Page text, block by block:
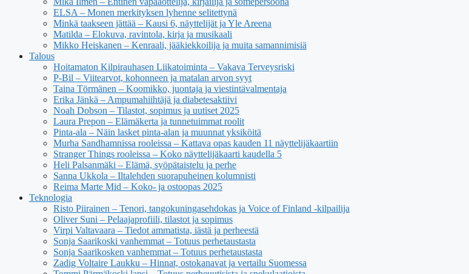
ELSA – Monen merkityksen lyhenne selitettynä
Minkä taakseen jättää – Kausi 6, näyttelijät ja Yle Areena
Matilda – Elokuva, ravintola, kirja ja musikaali
Mikko Heiskanen – Kenraali, jääkiekkoilija ja muita samannimisiä
Talous
Hoitamaton Kilpirauhasen Liikatoiminta – Vakava Terveysriski
P-Bil – Viitearvot, kohonneen ja matalan arvon syyt
Taina Törmänen – Koomikko, juontaja ja viestintävalmentaja
Erika Jänkä – Ampumahiihtäjä ja diabetesaktiivi
Noah Dobson – Tilastot, sopimus ja uutiset 2025
Laura Prepon – Elämäkerta ja tunnetuimmat roolit
Pinta-ala – Näin lasket pinta-alan ja muunnat yksiköitä
Murha Sandhamnissa rooleissa – Kattava opas kauden 11 näyttelijäkaartiin
Stranger Things rooleissa – Koko näyttelijäkaarti kaudella 5
Heli Palsanmäki – Elämä, syöpätaistelu ja perhe
Sanna Ukkola – Iltalehden suorapuheinen kolumnisti
Reima Marte Mid – Koko- ja ostoopas 2025
Teknologia
Risto Piirainen – Tenori, tangokuningasehdokas ja Voice of Finland -kilpailija
Oliver Suni – Pelaajaprofiili, tilastot ja sopimus
Virpi Valtavaara – Tiedot ammatista, iästä ja perheestä
Sonja Saarikoski vanhemmat – Totuus perhetaustasta
Sonja Saarikosken vanhemmat – Totuus perhetaustasta
Zadig Voltaire Laukku – Hinnat, ostokanavat ja vertailu Suomessa